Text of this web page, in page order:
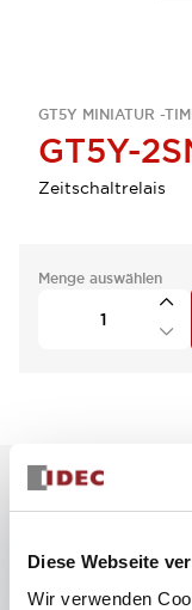
Diese Webseite
Wir verwenden
GT5Y MINIATUR -
GT5Y-
Zeitschaltrelais
Menge auswählen